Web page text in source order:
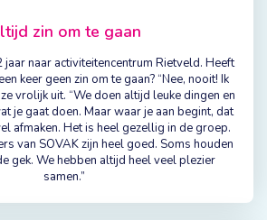
zin om te gaan
naar activiteitencentrum Rietveld. Heeft
keer geen zin om te gaan? “Nee, nooit! Ik
vrolijk uit. “We doen altijd leuke dingen en
je gaat doen. Maar waar je aan begint, dat
afmaken. Het is heel gezellig in de groep.
van SOVAK zijn heel goed. Soms houden
gek. We hebben altijd heel veel plezier
samen.”